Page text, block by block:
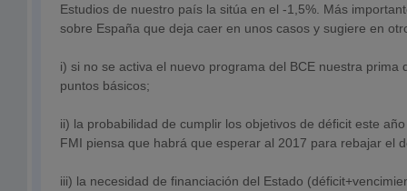
Estudios de nuestro país la sitúa en el -1,5%. Más
sobre España que deja caer en unos casos y sugiere en
i) si no se activa el nuevo programa del BCE nuestra prima
puntos básicos;
ii) la probabilidad de cumplir los objetivos de déficit este
FMI piensa que habrá que esperar al 2017 para rebajar el
iii) la necesidad de financiación del Estado